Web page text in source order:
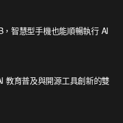
智慧型手機也能順暢執行 AI
教育普及與開源工具創新的雙